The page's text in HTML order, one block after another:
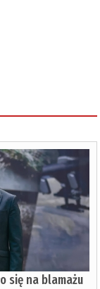
się na blamażu